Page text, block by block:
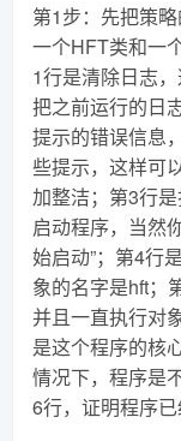
第1步：先把策
一个HFT类和一
1行是清除日志
把之前运行的日
提示的错误信息
些提示，这样可
加整洁；第3行
启动程序，当然
始启动”；第4行
象的名字是hft；
并且一直执行对
是这个程序的核
情况下，程序是
6行，证明程序已